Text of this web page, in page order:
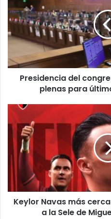
congreso
instala
comisiones
plenas
último
año
legislativo
Presidencia del
plenas para
Keylor
más
cerca
que
de
regresar
a
Keylor Navas más
a la Sele de